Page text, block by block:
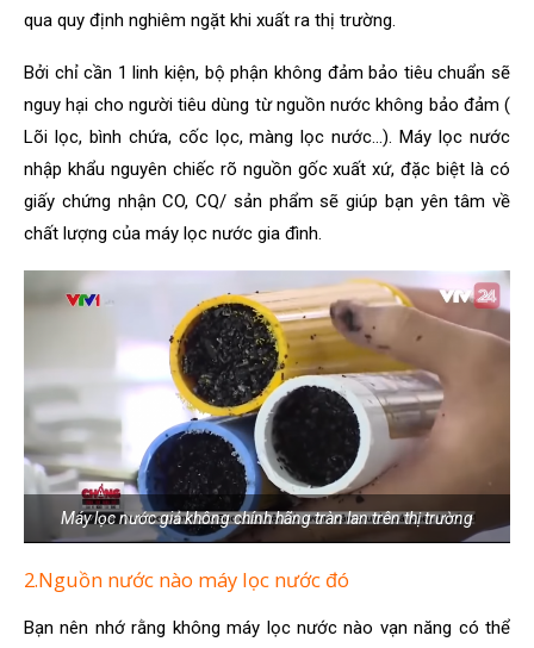
qua quy định nghiêm ngặt khi xuất ra thị trường.
Bởi chỉ cần 1 linh kiện, bộ phận không đảm bảo tiêu chuẩn sẽ
nguy hại cho người tiêu dùng từ nguồn nước không bảo đảm (
Lõi lọc, bình chứa, cốc lọc, màng lọc nước…). Máy lọc nước
nhập khẩu nguyên chiếc rõ nguồn gốc xuất xứ, đặc biệt là có
giấy chứng nhận CO, CQ/ sản phẩm sẽ giúp bạn yên tâm về
chất lượng của máy lọc nước gia đình.
Máy lọc nước giả không chính hãng tràn lan trên thị trường
2.Nguồn nước nào máy lọc nước đó
Bạn nên nhớ rằng không máy lọc nước nào vạn năng có thể